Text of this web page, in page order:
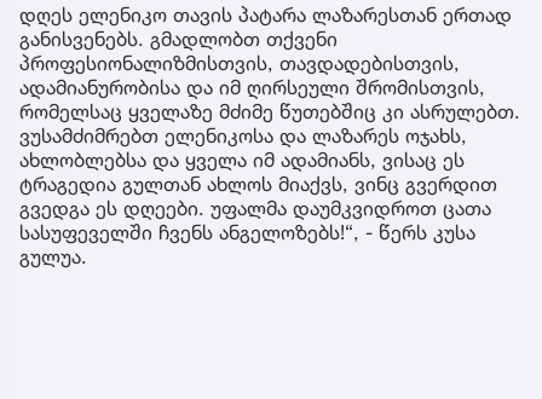
დღეს ელენიკო თავის პატარა ლაზარესთან ერთად
განისვენებს. გმადლობთ თქვენი
პროფესიონალიზმისთვის, თავდადებისთვის,
ადამიანურობისა და იმ ღირსეული შრომისთვის,
რომელსაც ყველაზე მძიმე წუთებშიც კი ასრულებთ.
ვუსამძიმრებთ ელენიკოსა და ლაზარეს ოჯახს,
ახლობლებსა და ყველა იმ ადამიანს, ვისაც ეს
ტრაგედია გულთან ახლოს მიაქვს, ვინც გვერდით
გვედგა ეს დღეები. უფალმა დაუმკვიდროთ ცათა
სასუფეველში ჩვენს ანგელოზებს!“, - წერს კუსა
გულუა.